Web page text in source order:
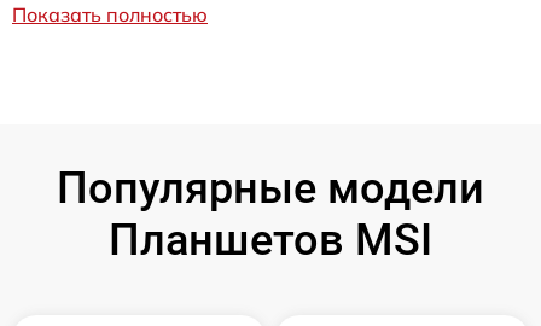
Показать полностью
Популярные модели
Планшетов MSI